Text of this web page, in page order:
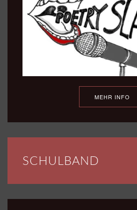
INTERESSIERT?
MEHR INFO
SCHULBAND